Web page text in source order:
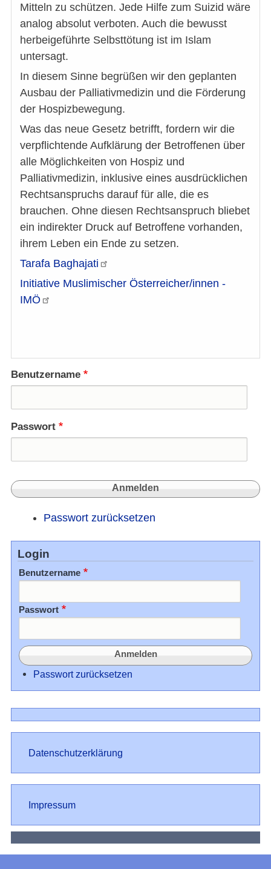
Mitteln zu schützen. Jede Hilfe zum Suizid wäre
analog absolut verboten. Auch die bewusst
herbeigeführte Selbsttötung ist im Islam
untersagt.
In diesem Sinne begrüßen wir den geplanten
Ausbau der Palliativmedizin und die Förderung
der Hospizbewegung.
Was das neue Gesetz betrifft, fordern wir die
verpflichtende Aufklärung der Betroffenen über
alle Möglichkeiten von Hospiz und
Palliativmedizin, inklusive eines ausdrücklichen
Rechtsanspruchs darauf für alle, die es
brauchen. Ohne diesen Rechtsanspruch bliebet
ein indirekter Druck auf Betroffene vorhanden,
ihrem Leben ein Ende zu setzen.
Tarafa Baghajati
Initiative Muslimischer Österreicher/innen -
IMÖ
Benutzername
Passwort
Passwort zurücksetzen
Login
Benutzername
Passwort
Passwort zurücksetzen
Datenschutz
Datenschutzerklärung
Impressum
Impressum